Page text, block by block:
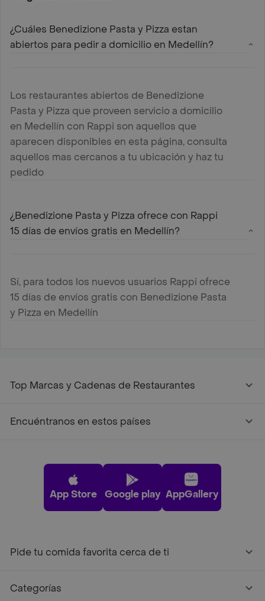
¿Cuáles Benedizione Pasta y Pizza estan
abiertos para pedir a domicilio en Medellín?
Los restaurantes abiertos de Benedizione
Pasta y Pizza que proveen servicio a domicilio
en Medellín con Rappi son aquellos que
aparecen disponibles en esta página, consulta
aquellos mas cercanos a tu ubicación y haz tu
pedido
¿Benedizione Pasta y Pizza ofrece con Rappi
15 días de envíos gratis en Medellín?
Sí, para todos los nuevos usuarios Rappi ofrece
15 días de envíos gratis con Benedizione Pasta
y Pizza en Medellín
Top Marcas y Cadenas de Restaurantes
Encuéntranos en estos países
App Store Google play AppGallery
Pide tu comida favorita cerca de ti
Categorías